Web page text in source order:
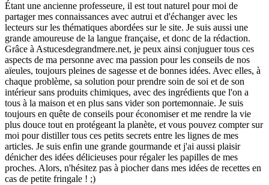
Étant une ancienne professeure, il est tout naturel pour moi de
partager mes connaissances avec autrui et d'échanger avec les
lecteurs sur les thématiques abordées sur le site. Je suis aussi une
grande amoureuse de la langue française, et donc de la rédaction.
Grâce à Astucesdegrandmere.net, je peux ainsi conjuguer tous ces
aspects de ma personne avec ma passion pour les conseils de nos
aïeules, toujours pleines de sagesse et de bonnes idées. Avec elles, à
chaque problème, sa solution pour prendre soin de soi et de son
intérieur sans produits chimiques, avec des ingrédients que l'on a
tous à la maison et en plus sans vider son portemonnaie. Je suis
toujours en quête de conseils pour économiser et me rendre la vie
plus douce tout en protégeant la planète, et vous pouvez compter sur
moi pour distiller tous ces petits secrets entre les lignes de mes
articles. Je suis enfin une grande gourmande et j'ai aussi plaisir
dénicher des idées délicieuses pour régaler les papilles de mes
proches. Alors, n'hésitez pas à piocher dans mes idées de recettes en
cas de petite fringale ! ;)